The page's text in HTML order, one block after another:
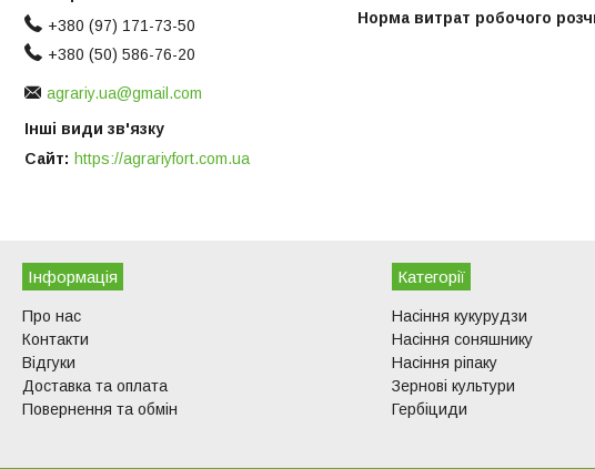
Норма витрат робочого
+380 (97) 171-73-50
+380 (50) 586-76-20
agrariy.ua@gmail.com
Інші види зв'язку
Сайт
https://agrariyfort.com.ua
Інформація
Про нас
Контакти
Відгуки
Доставка та оплата
Повернення та обмін
Категорії
Насіння кукурудзи
Насіння соняшнику
Насіння ріпаку
Зернові культури
Гербіциди